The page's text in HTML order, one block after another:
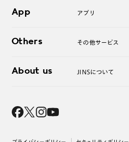
よくあるご質問
お問い合わせ
App アプリ
Others その他サービス
レンズ交換
About us JINSについて
採用情報
出店について